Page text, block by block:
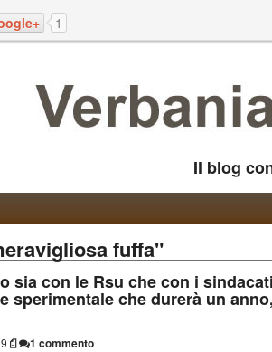
1
Il blog
fuffa"
sia con le Rsu che con i
sperimentale che durerà un
1 commento